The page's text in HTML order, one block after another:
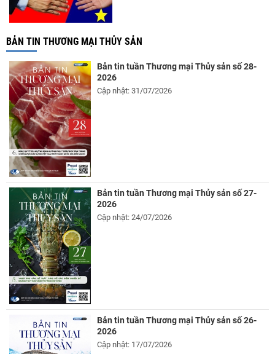
BẢN TIN THƯƠNG MẠI THỦY SẢN
Bản tin tuần Thương mại Thủy sản số 28-
2026
Cập nhật: 31/07/2026
Bản tin tuần Thương mại Thủy sản số 27-
2026
Cập nhật: 24/07/2026
Bản tin tuần Thương mại Thủy sản số 26-
2026
Cập nhật: 17/07/2026